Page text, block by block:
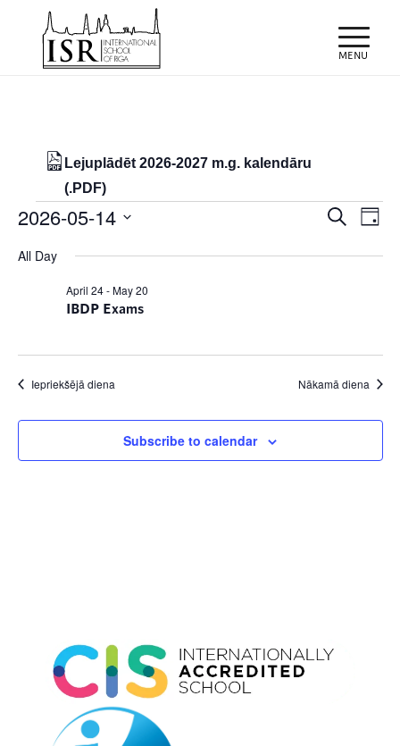
Lejuplādēt 2026-2027 m.g. kalendāru
(.PDF)
Notikumi
for
14/05/2026
Meklēt
Day
2026-05-14
All Day
IBDP Exams
April 24-May 20
Iepriekšējā diena Nākamā diena
Subscribe to calendar